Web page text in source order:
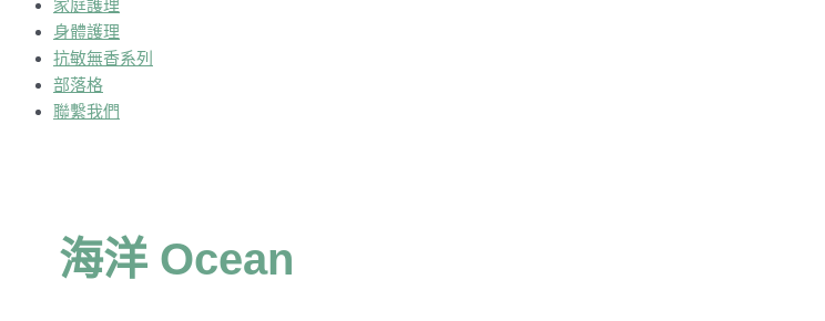
家庭護理
身體護理
抗敏無香系列
部落格
聯繫我們
海洋 Ocean